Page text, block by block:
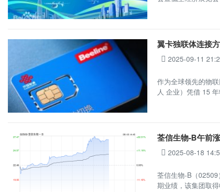
翼卡独联体连接
2025-09-11
作为全球领先的物
人 企业）凭借 15
荃信生物-B午前
2025-08-18
荃信生物-B（
期业绩，该集团取